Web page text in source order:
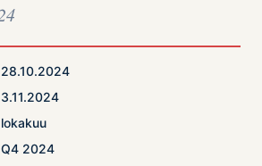
28.10.2024
3.11.2024
lokakuu
Q4 2024